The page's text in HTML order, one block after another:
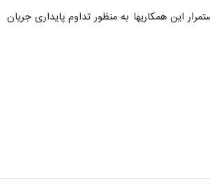
این همکاریها به منظور تداوم پایداری جریان